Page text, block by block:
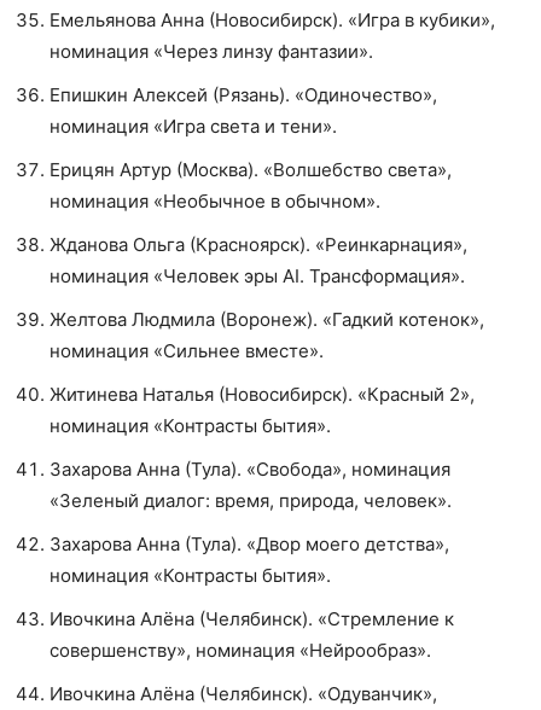
Емельянова Анна (Новосибирск). «Игра в кубики»,
номинация «Через линзу фантазии».
Епишкин Алексей (Рязань). «Одиночество»,
номинация «Игра света и тени».
Ерицян Артур (Москва). «Волшебство света»,
номинация «Необычное в обычном».
Жданова Ольга (Красноярск). «Реинкарнация»,
номинация «Человек эры AI. Трансформация».
Желтова Людмила (Воронеж). «Гадкий котенок»,
номинация «Сильнее вместе».
Житинева Наталья (Новосибирск). «Красный 2»,
номинация «Контрасты бытия».
Захарова Анна (Тула). «Свобода», номинация
«Зеленый диалог: время, природа, человек».
Захарова Анна (Тула). «Двор моего детства»,
номинация «Контрасты бытия».
Ивочкина Алёна (Челябинск). «Стремление к
совершенству», номинация «Нейрообраз».
Ивочкина Алёна (Челябинск). «Одуванчик»,